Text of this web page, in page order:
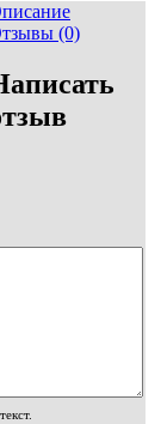
(0)